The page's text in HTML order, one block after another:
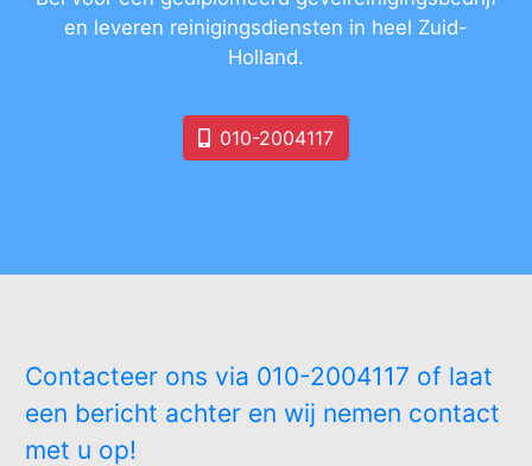
en leveren reinigingsdiensten in heel Zuid-
Holland.
010-2004117
Contacteer ons via 010-2004117 of laat
een bericht achter en wij nemen contact
met u op!